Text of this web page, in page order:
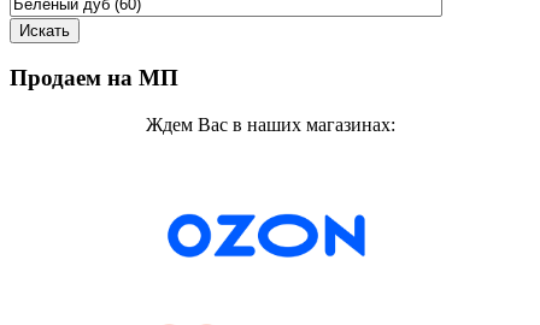
Продаем на МП
Ждем Вас в наших магазинах: